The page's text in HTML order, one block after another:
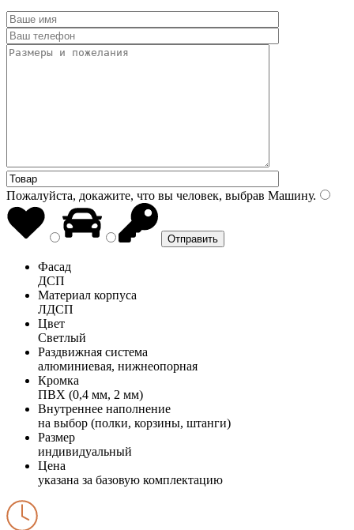
Пожалуйста, докажите, что вы человек, выбрав Машину.
Фасад
ДСП
Материал корпуса
ЛДСП
Цвет
Светлый
Раздвижная система
алюминиевая, нижнеопорная
Кромка
ПВХ (0,4 мм, 2 мм)
Внутреннее наполнение
на выбор (полки, корзины, штанги)
Размер
индивидуальный
Цена
указана за базовую комплектацию